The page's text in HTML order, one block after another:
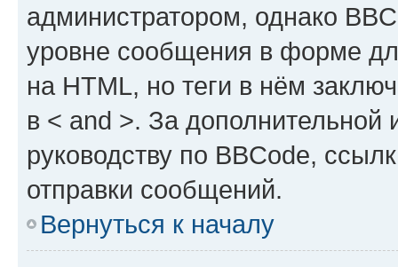
администратором, однако
уровне сообщения в форме
на HTML, но теги в нём
в < and >. За
руководству по BBCode,
отправки сообщений.
Вернуться к началу